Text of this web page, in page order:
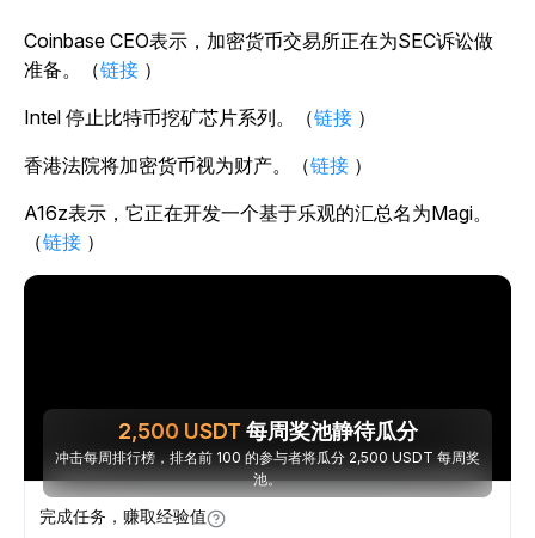
Coinbase CEO表示，加密货币交易所正在为SEC诉讼做
准备。（链接 ）
Intel 停止比特币挖矿芯片系列。（链接 ）
香港法院将加密货币视为财产。（链接 ）
A16z表示，它正在开发一个基于乐观的汇总名为Magi。
（链接 ）
2,500 USDT 每周奖池静待瓜分
冲击每周排行榜，排名前 100 的参与者将瓜分 2,500 USDT 每周奖
池。
完成任务，赚取经验值